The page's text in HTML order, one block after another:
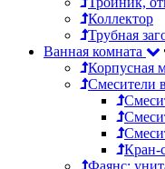
Коллектор
Трубная
Ванная комната
Корпусная
Смесители
Кран-
Фаянс: